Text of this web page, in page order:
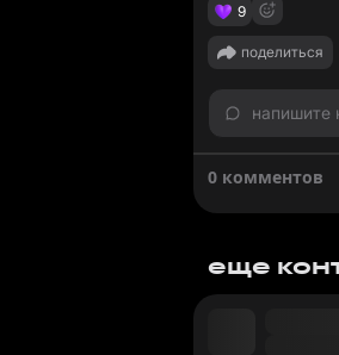
9
поделиться
напишите
0 комментов
еще